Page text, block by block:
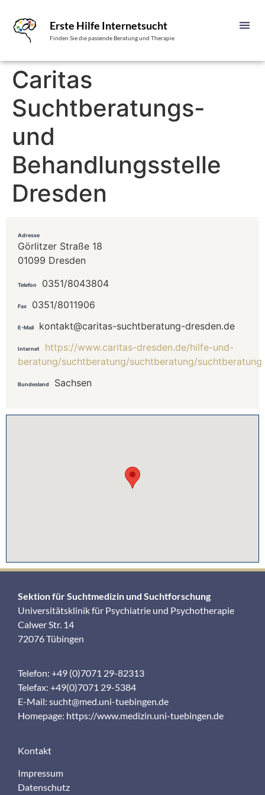
Erste Hilfe Internetsucht
Finden Sie die passende Beratung und Therapie
Caritas
Suchtberatungs-
und
Behandlungsstelle
Dresden
Adresse
Görlitzer Straße 18
01099 Dresden
Telefon 0351/8043804
Fax 0351/8011906
E-Mail kontakt@caritas-suchtberatung-dresden.de
Internet
https://www.caritas-dresden.de/hilfe-und-
beratung/suchtberatung/suchtberatung/suchtberatung
Bundesland Sachsen
Sektion für Suchtmedizin und Suchtforschung
Universitätsklinik für Psychiatrie und Psychotherapie
Calwer Str. 14
72076 Tübingen
Telefon: +49 (0)7071 29-82313
Telefax: +49(0)7071 29-5384
E-Mail: sucht@med.uni-tuebingen.de
Homepage: https://www.medizin.uni-tuebingen.de
Kontakt
Impressum
Datenschutz